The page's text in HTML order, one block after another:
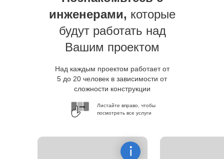
инженерами, которые
будут работать над
Вашим проектом
Над каждым проектом работает от
5 до 20 человек в зависимости от
сложности конструкции
Листайте вправо, чтобы
посмотреть все услуги